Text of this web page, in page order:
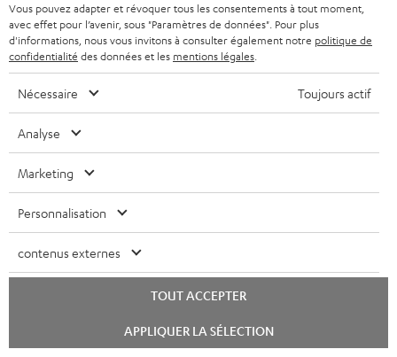
Mode d’emploi: Yamaha RX-V6A
Guide de démarrage rapide: Yamaha RX-V6A
Déclaration de conformité: BenQ Beamer W2710i
I
n
f
o
Garantie légale
D
Votre conseil d'achat personnalisé
(00)800 200 300 40
dimanche
chat
Vous pouvez adapter et révoquer tous les consentements à tout moment,
avec effet pour l’avenir, sous "Paramètres de données". Pour plus
d'informations, nous vous invitons à consulter également notre politique de
confidentialité des données et les mentions légales
Nécessaire Toujours actif
Analyse
Marketing
Personnalisation
contenus externes
TOUT ACCEPTER
APPLIQUER LA SÉLECTION